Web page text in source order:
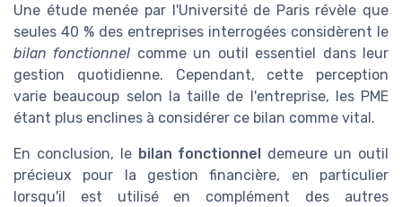
Une étude menée par l'Université de Paris révèle que
seules 40 % des entreprises interrogées considèrent le
bilan fonctionnel comme un outil essentiel dans leur
gestion quotidienne. Cependant, cette perception
varie beaucoup selon la taille de l'entreprise, les PME
étant plus enclines à considérer ce bilan comme vital.
En conclusion, le bilan fonctionnel
demeure un outil
précieux pour la gestion financière, en particulier
lorsqu'il est utilisé en complément des autres